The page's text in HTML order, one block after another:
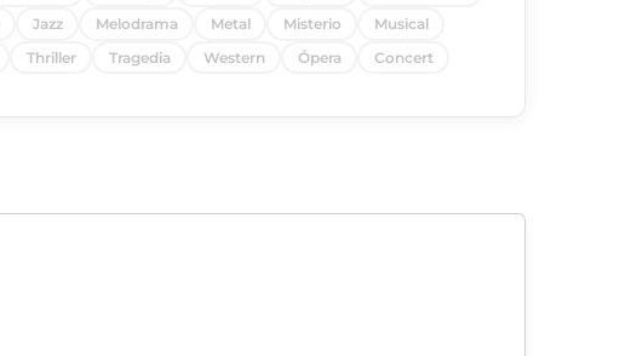
Jazz Melodrama Metal Misterio
Musical
Thriller Tragedia Western Ópera
Concert